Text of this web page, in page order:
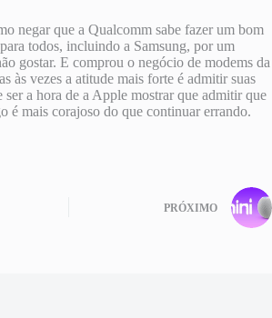
negar que a Qualcomm sabe fazer um bom
todos, incluindo a Samsung, por um
gostar. E comprou o negócio de modems da
às vezes a atitude mais forte é admitir suas
ser a hora de a Apple mostrar que admitir que
é mais corajoso do que continuar errando.
PRÓXIMO